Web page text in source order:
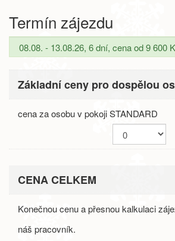
Termín zájezdu
Základní ceny pro dospělou
cena za osobu v pokoji STANDARD
CENA CELKEM
Konečnou cenu a přesnou kalkulaci
náš pracovník.